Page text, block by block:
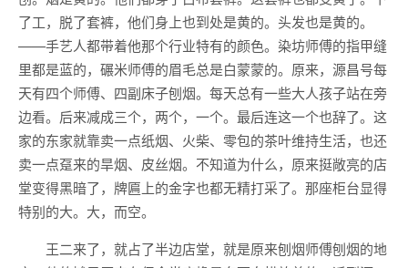
了工，脱了套裤，他们身上也到处是黄的。头发也是黄的。
——手艺人都带着他那个行业特有的颜色。染坊师傅的指甲缝
里都是蓝的，碾米师傅的眉毛总是白蒙蒙的。原来，源昌号每
天有四个师傅、四副床子刨烟。每天总有一些大人孩子站在旁
边看。后来减成三个，两个，一个。最后连这一个也辞了。这
家的东家就靠卖一点纸烟、火柴、零包的茶叶维持生活，也还
卖一点趸来的旱烟、皮丝烟。不知道为什么，原来挺敞亮的店
堂变得黑暗了，牌匾上的金字也都无精打采了。那座柜台显得
特别的大。大，而空。
王二来了，就占了半边店堂，就是原来刨烟师傅刨烟的地